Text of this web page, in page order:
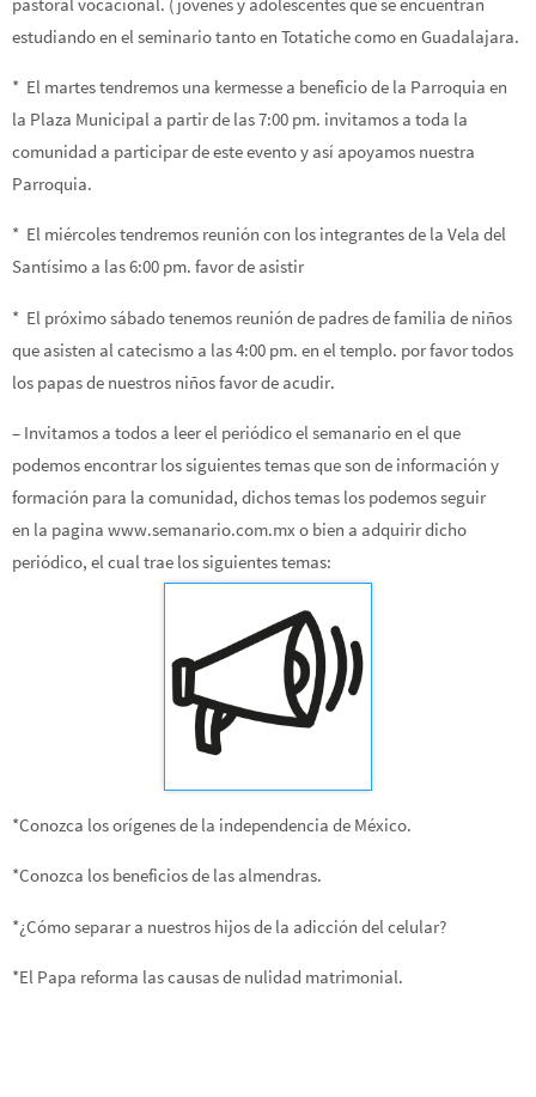
estudiando en el seminario tanto en Totatiche como en Guadalajara.
* El martes tendremos una kermesse a beneficio de la Parroquia en
la Plaza Municipal a partir de las 7:00 pm. invitamos a toda la
comunidad a participar de este evento y así apoyamos nuestra
Parroquia.
* El miércoles tendremos reunión con los integrantes de la Vela del
Santísimo a las 6:00 pm. favor de asistir
* El próximo sábado tenemos reunión de padres de familia de niños
que asisten al catecismo a las 4:00 pm. en el templo. por favor todos
los papas de nuestros niños favor de acudir.
– Invitamos a todos a leer el periódico el semanario en el que
podemos encontrar los siguientes temas que son de información y
formación para la comunidad, dichos temas los podemos seguir
en la pagina www.semanario.com.mx o bien a adquirir dicho
periódico, el cual trae los siguientes temas:
*Conozca los orígenes de la independencia de México.
*Conozca los beneficios de las almendras.
*¿Cómo separar a nuestros hijos de la adicción del celular?
*El Papa reforma las causas de nulidad matrimonial.